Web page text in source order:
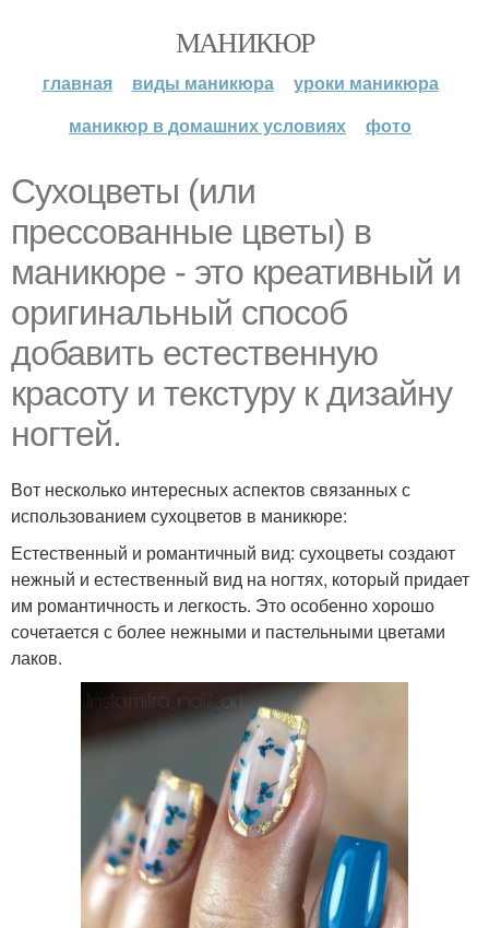
МАНИКЮР
главная виды маникюра
уроки маникюра
маникюр в домашних условиях
фото
Сухоцветы (или
прессованные цветы) в
маникюре - это креативный и
оригинальный способ
добавить естественную
красоту и текстуру к дизайну
ногтей.
Вот несколько интересных аспектов связанных с
использованием сухоцветов в маникюре:
Естественный и романтичный вид: сухоцветы создают
нежный и естественный вид на ногтях, который придает
им романтичность и легкость. Это особенно хорошо
сочетается с более нежными и пастельными цветами
лаков.